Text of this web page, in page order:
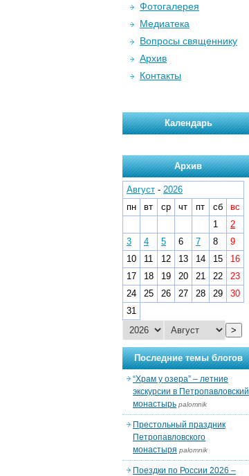
Фотогалерея
Медиатека
Вопросы священнику
Архив
Контакты
Календарь
Архив
Август - 2026
пн
вт ср чт пт сб
вс
1
2
3
4 5 6 7 8
9
10
11 12 13 14 15
16
17
18 19 20 21 22
23
24
25 26 27 28 29
30
31
>
Последние темы блогов
“Храм у озера” – летние
экскурсии в Петропавловский
монастырь palomnik
Престольный праздник
Петропавловского
монастыря palomnik
Поездки по России 2026 –